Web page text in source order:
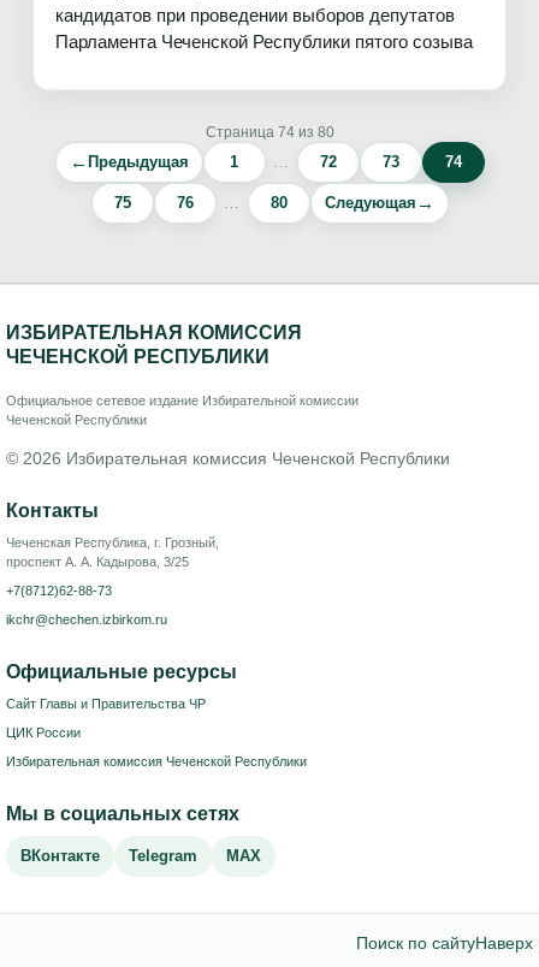
кандидатов при проведении выборов депутатов
Парламента Чеченской Республики пятого созыва
Страница 74 из 80
← Предыдущая 1 … 72 73 74
75 76 … 80 Следующая →
ИЗБИРАТЕЛЬНАЯ КОМИССИЯ
ЧЕЧЕНСКОЙ РЕСПУБЛИКИ
Официальное сетевое издание Избирательной комиссии
Чеченской Республики
© 2026 Избирательная комиссия Чеченской Республики
Контакты
Чеченская Республика, г. Грозный,
проспект А. А. Кадырова, 3/25
+7(8712)62-88-73
ikchr@chechen.izbirkom.ru
Официальные ресурсы
Сайт Главы и Правительства ЧР
ЦИК России
Избирательная комиссия Чеченской Республики
Мы в социальных сетях
ВКонтакте Telegram MAX
Поиск по сайтуНаверх